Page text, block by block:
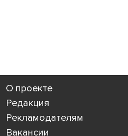
О проекте
Редакция
Рекламодателям
Вакансии